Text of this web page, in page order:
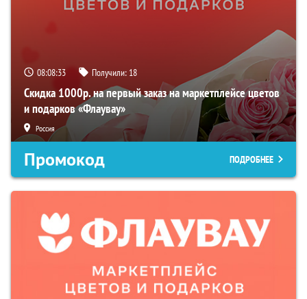
08:08:32 Получили: 18
Скидка 1000р. на первый заказ на маркетплейсе цветов
и подарков «Флаувау»
Россия
Промокод ПОДРОБНЕЕ